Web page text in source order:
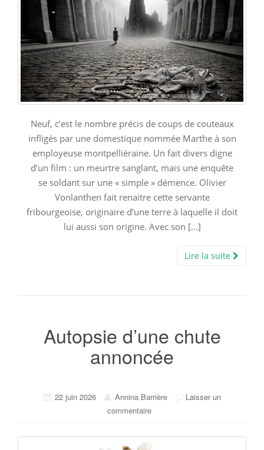
Neuf, c’est le nombre précis de coups de couteaux
infligés par une domestique nommée Marthe à son
employeuse montpelliéraine. Un fait divers digne
d’un film : un meurtre sanglant, mais une enquête
se soldant sur une « simple » démence. Olivier
Vonlanthen fait renaitre cette servante
fribourgeoise, originaire d’une terre à laquelle il doit
lui aussi son origine. Avec son […]
Lire la suite
Autopsie d’une chute
annoncée
22 juin 2026 Annina Barrière
Laisser un
commentaire